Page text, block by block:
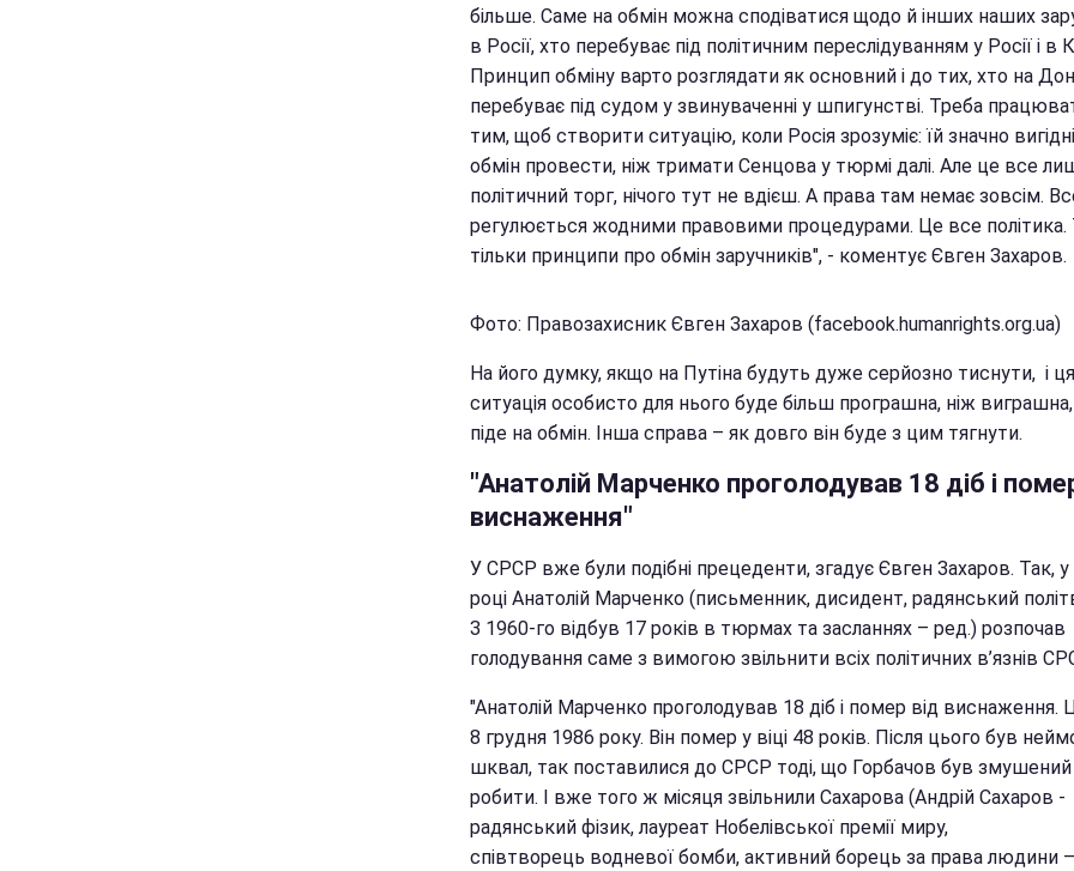
більше. Саме на обмін можна сподіватися щодо й інших наших
в Росії, хто перебуває під політичним переслідуванням у Росії і в
Принцип обміну варто розглядати як основний і до тих, хто на
перебуває під судом у звинуваченні у шпигунстві. Треба
тим, щоб створити ситуацію, коли Росія зрозуміє: їй значно
обмін провести, ніж тримати Сенцова у тюрмі далі. Але це все
політичний торг, нічого тут не вдієш. А права там немає зовсім.
регулюється жодними правовими процедурами. Це все політика.
тільки принципи про обмін заручників", - коментує Євген Захаров.
Фото: Правозахисник Євген Захаров (facebook.humanrights.org.ua)
На його думку, якщо на Путіна будуть дуже серйозно тиснути, і ця
ситуація особисто для нього буде більш програшна, ніж виграшна,
піде на обмін. Інша справа – як довго він буде з цим тягнути.
"Анатолій Марченко проголодував 18 діб і
виснаження"
У СРСР вже були подібні прецеденти, згадує Євген Захаров. Так, у
році Анатолій Марченко (письменник, дисидент, радянський
З 1960-го відбув 17 років в тюрмах та засланнях – ред.) розпочав
голодування саме з вимогою звільнити всіх політичних в’язнів
"Анатолій Марченко проголодував 18 діб і помер від виснаження.
8 грудня 1986 року. Він помер у віці 48 років. Після цього був
шквал, так поставилися до СРСР тоді, що Горбачов був
робити. І вже того ж місяця звільнили Сахарова (Андрій Сахаров -
радянський фізик, лауреат Нобелівської премії миру,
співтворець водневої бомби, активний борець за права людини